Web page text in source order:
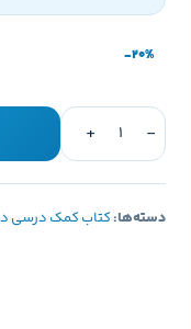
-20%
دسته‌ها: کتاب کمک درسی